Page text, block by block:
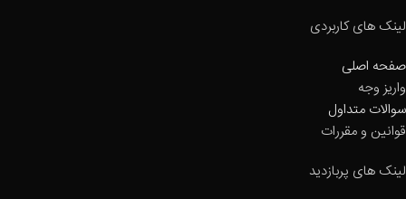
لینک های کاربردی
صفحه اصلی
واریز وجه
سوالات متداول
قوانین و مقررات
لینک های پربازدید